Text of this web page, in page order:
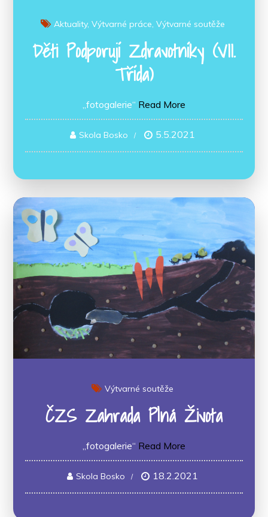
Aktuality Výtvarné práce Výtvarné soutěže
Děti Podporují Zdravotníky (VII.
Třída)
„fotogalerie“ Read More
Skola Bosko 5.5.2021
Výtvarné soutěže
ČZS Zahrada Plná Života
„fotogalerie“ Read More
Skola Bosko 18.2.2021